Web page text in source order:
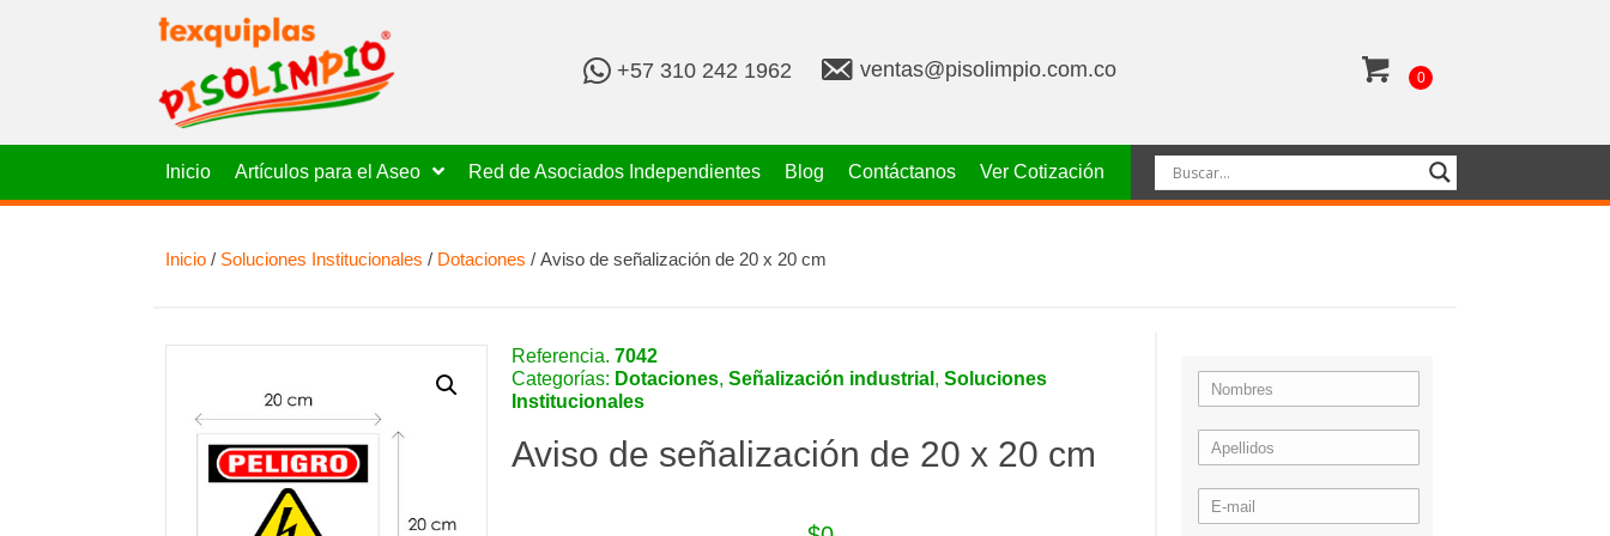
+
0
2
1
+57 310 242 1962
v
e
s
@
p
.
c
ventas@pisolimpio.com.co 0
Inicio Artículos para el Aseo Red de Asociados Independientes Blog Contáctanos Ver Cotización
Inicio/ Soluciones Institucionales / Dotaciones / Aviso de señalización de 20 x 20 cm
Referencia. 7042
Categorías: Dotaciones, Señalización industrial , Soluciones
Institucionales
Aviso de señalización de 20 x 20 cm